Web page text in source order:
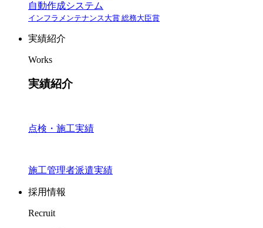
自動作成システム
インフラメンテナンス大賞 総務大臣賞
実績紹介
Works
実績紹介
点検・施工実績
施工管理者派遣実績
採用情報
Recruit